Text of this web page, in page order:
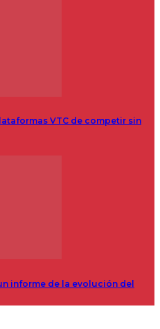
VTC de competir sin
informe de la evolución del